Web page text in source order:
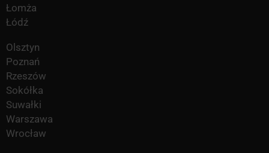
Łomża
Łódź
Olsztyn
Poznań
Rzeszów
Sokółka
Suwałki
Warszawa
Wrocław